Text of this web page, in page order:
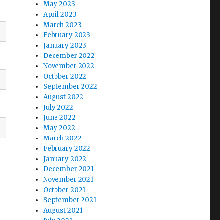
May 2023
April 2023
March 2023
February 2023
January 2023
December 2022
November 2022
October 2022
September 2022
August 2022
July 2022
June 2022
May 2022
March 2022
February 2022
January 2022
December 2021
November 2021
October 2021
September 2021
August 2021